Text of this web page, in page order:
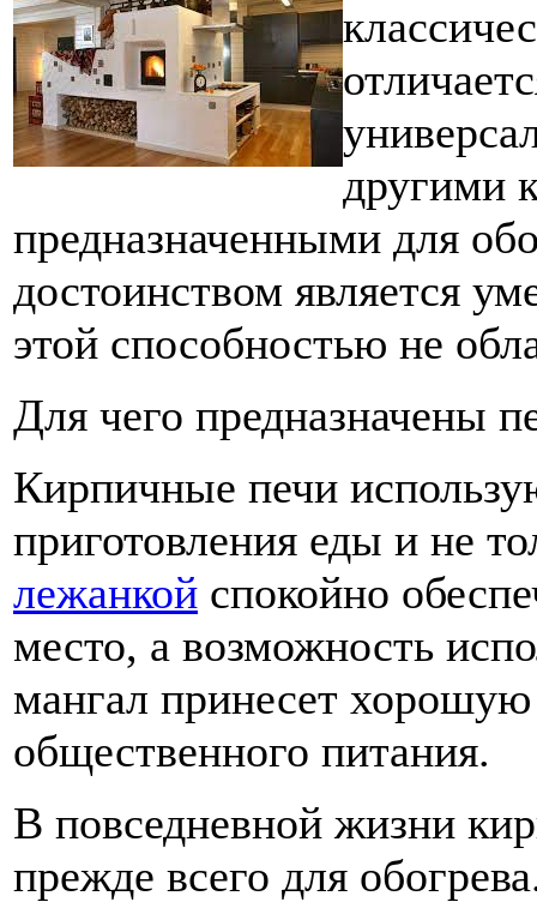
другими
предназначенными для
достоинством является
этой способностью не
Для чего предназначены
Кирпичные печи
приготовления еды и не
лежанкой спокойно
место, а возможность
мангал принесет
общественного питания.
В повседневной жизни
прежде всего для